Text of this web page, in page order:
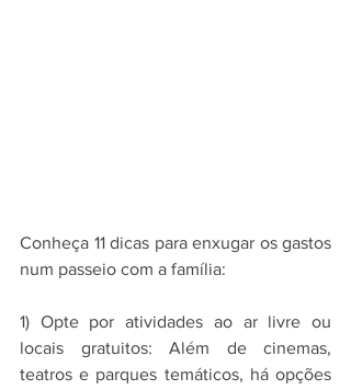
Conheça 11 dicas para enxugar os gastos
num passeio com a família:
1) Opte por atividades ao ar livre ou
locais gratuitos: Além de cinemas,
teatros e parques temáticos, há opções